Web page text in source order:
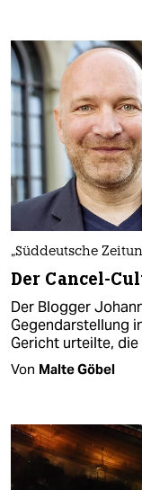
„Süddeutsche
Der Cancel-
Der Blogger
Gegendarstellung
Gericht urteilte, die
Von Malte Göbel